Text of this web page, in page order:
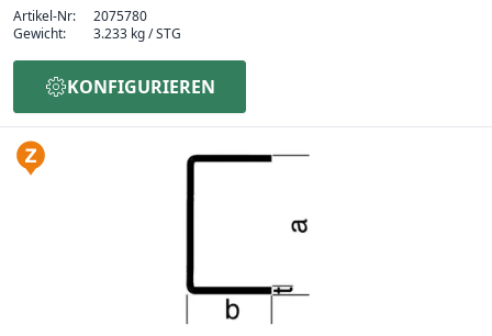
Artikel-Nr:
2075780
Gewicht:
3.233 kg / STG
KONFIGURIEREN